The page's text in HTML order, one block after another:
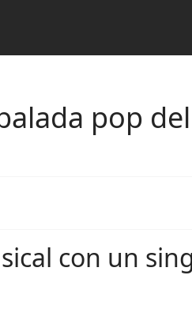
pop
con un